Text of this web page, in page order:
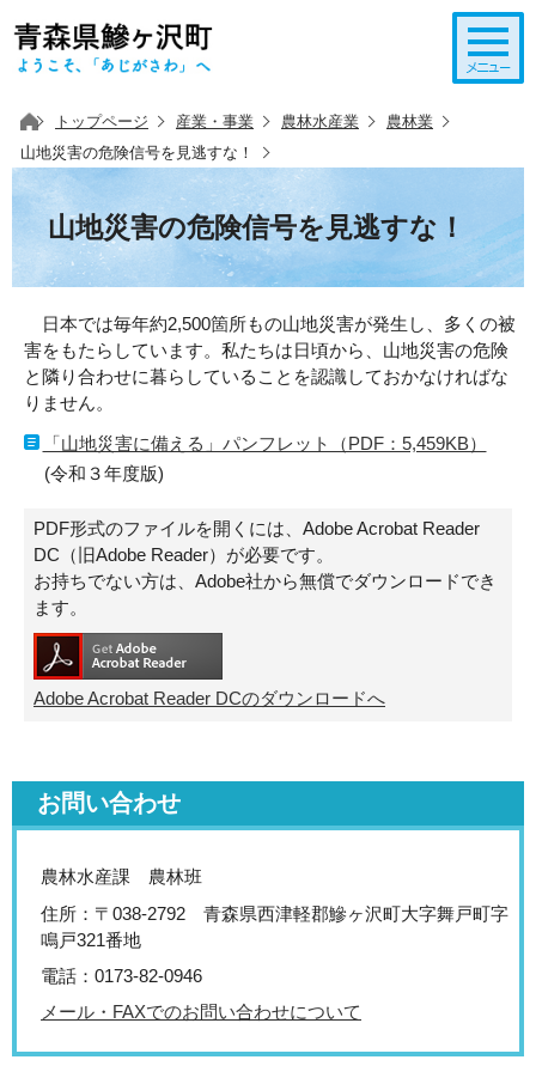
トップページ 産業・事業 農林水産業
農林業
山地災害の危険信号を見逃すな！
山地災害の危険信号を見逃すな！
日本では毎年約2,500箇所もの山地災害が発生し、多くの被
害をもたらしています。私たちは日頃から、山地災害の危険
と隣り合わせに暮らしていることを認識しておかなければな
りません。
「山地災害に備える」パンフレット（PDF：5,459KB）
(令和３年度版)
PDF形式のファイルを開くには、Adobe Acrobat Reader
DC（旧Adobe Reader）が必要です。
お持ちでない方は、Adobe社から無償でダウンロードでき
ます。
Adobe Acrobat Reader DCのダウンロードへ
お問い合わせ
農林水産課 農林班
住所：〒038-2792 青森県西津軽郡鰺ヶ沢町大字舞戸町字
鳴戸321番地
電話：0173-82-0946
メール・FAXでのお問い合わせについて